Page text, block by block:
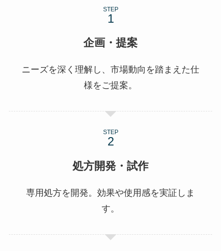
STEP
企画・提案
ニーズを深く理解し、市場動向を踏まえた仕
様をご提案。
STEP
処方開発・試作
専用処方を開発。効果や使用感を実証しま
す。